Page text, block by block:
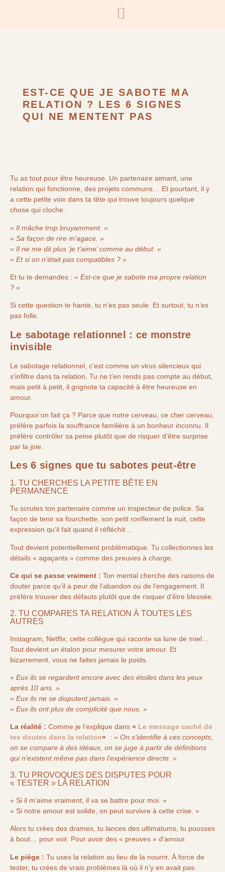
EST-CE QUE JE SABOTE MA
RELATION ? LES 6 SIGNES
QUI NE MENTENT PAS
Tu as tout pour être heureuse. Un partenaire aimant, une
relation qui fonctionne, des projets communs… Et pourtant, il y
a cette petite voix dans ta tête qui trouve toujours quelque
chose qui cloche.
« Il mâche trop bruyamment. »
« Sa façon de rire m’agace. »
« Il ne me dit plus ‘je t’aime’ comme au début. »
« Et si on n’était pas compatibles ? »
Et tu te demandes : « Est-ce que je sabote ma propre relation
? »
Si cette question te hante, tu n’es pas seule. Et surtout, tu n’es
pas folle.
Le sabotage relationnel : ce monstre
invisible
Le sabotage relationnel, c’est comme un virus silencieux qui
s’infiltre dans ta relation. Tu ne t’en rends pas compte au début,
mais petit à petit, il grignote ta capacité à être heureuse en
amour.
Pourquoi on fait ça ? Parce que notre cerveau, ce cher cerveau,
préfère parfois la souffrance familière à un bonheur inconnu. Il
préfère contrôler sa peine plutôt que de risquer d’être surprise
par la joie.
Les 6 signes que tu sabotes peut-être
1. TU CHERCHES LA PETITE BÊTE EN
PERMANENCE
Tu scrutes ton partenaire comme un inspecteur de police. Sa
façon de tenir sa fourchette, son petit ronflement la nuit, cette
expression qu’il fait quand il réfléchit…
Tout devient potentiellement problématique. Tu collectionnes les
détails « agaçants » comme des preuves à charge.
Ce qui se passe vraiment : Ton mental cherche des raisons de
douter parce qu’il a peur de l’abandon ou de l’engagement. Il
préfère trouver des défauts plutôt que de risquer d’être blessée.
2. TU COMPARES TA RELATION À TOUTES LES
AUTRES
Instagram, Netflix, cette collègue qui raconte sa lune de miel…
Tout devient un étalon pour mesurer votre amour. Et
bizarrement, vous ne faites jamais le poids.
« Eux ils se regardent encore avec des étoiles dans les yeux
après 10 ans. »
« Eux ils ne se disputent jamais. »
« Eux ils ont plus de complicité que nous. »
La réalité : Comme je l’explique dans « Le message caché de
tes doutes dans la relation« : « On s’identifie à ces concepts,
on se compare à des idéaux, on se juge à partir de définitions
qui n’existent même pas dans l’expérience directe. »
3. TU PROVOQUES DES DISPUTES POUR
« TESTER » LA RELATION
« Si il m’aime vraiment, il va se battre pour moi. »
« Si notre amour est solide, on peut survivre à cette crise. »
Alors tu crées des drames, tu lances des ultimatums, tu pousses
à bout… pour voir. Pour avoir des « preuves » d’amour.
Le piège : Tu uses la relation au lieu de la nourrir. À force de
tester, tu crées de vrais problèmes là où il n’y en avait pas.